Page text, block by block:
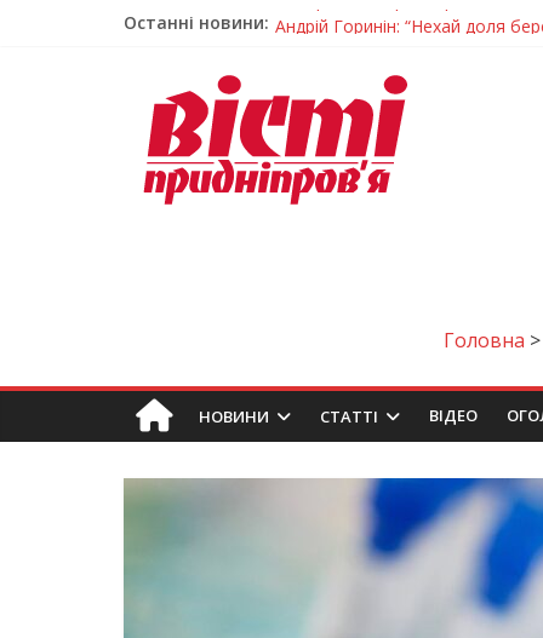
Останні новини: Андрій Горинін: “Нехай доля
Педагогиню з Дніпра
Дніпро стане головним центром
Ветерани Дніпропетровщини
Головна >
НОВИНИ СТАТТІ ВIДЕО